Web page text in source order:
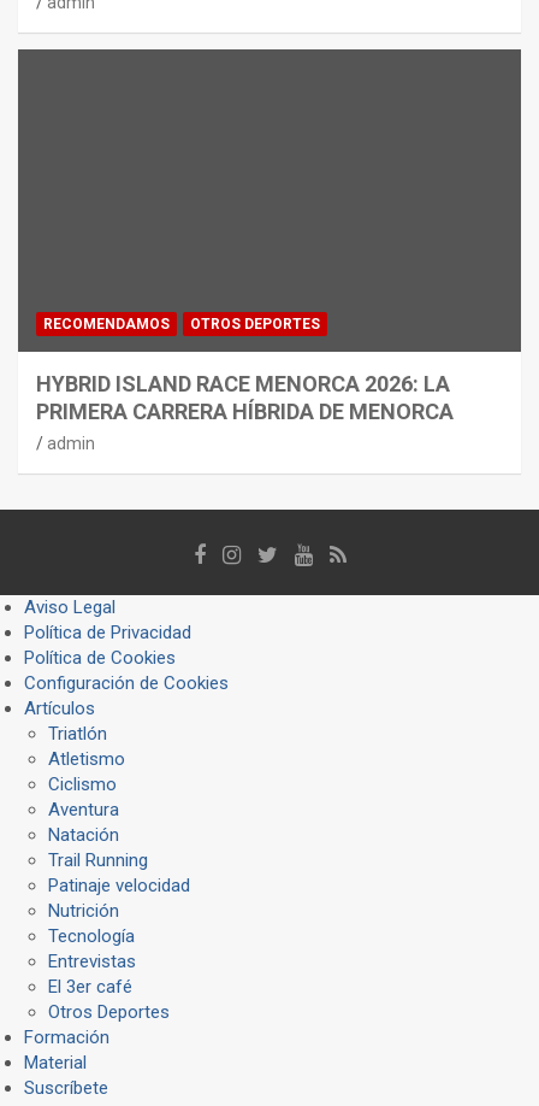
RECOMENDAMOS OTROS DEPORTES
HYBRID ISLAND RACE MENORCA 2026: LA
PRIMERA CARRERA HÍBRIDA DE MENORCA
admin
Aviso Legal
Política de Privacidad
Política de Cookies
Configuración de Cookies
Artículos
Triatlón
Atletismo
Ciclismo
Aventura
Natación
Trail Running
Patinaje velocidad
Nutrición
Tecnología
Entrevistas
El 3er café
Otros Deportes
Formación
Material
Suscríbete